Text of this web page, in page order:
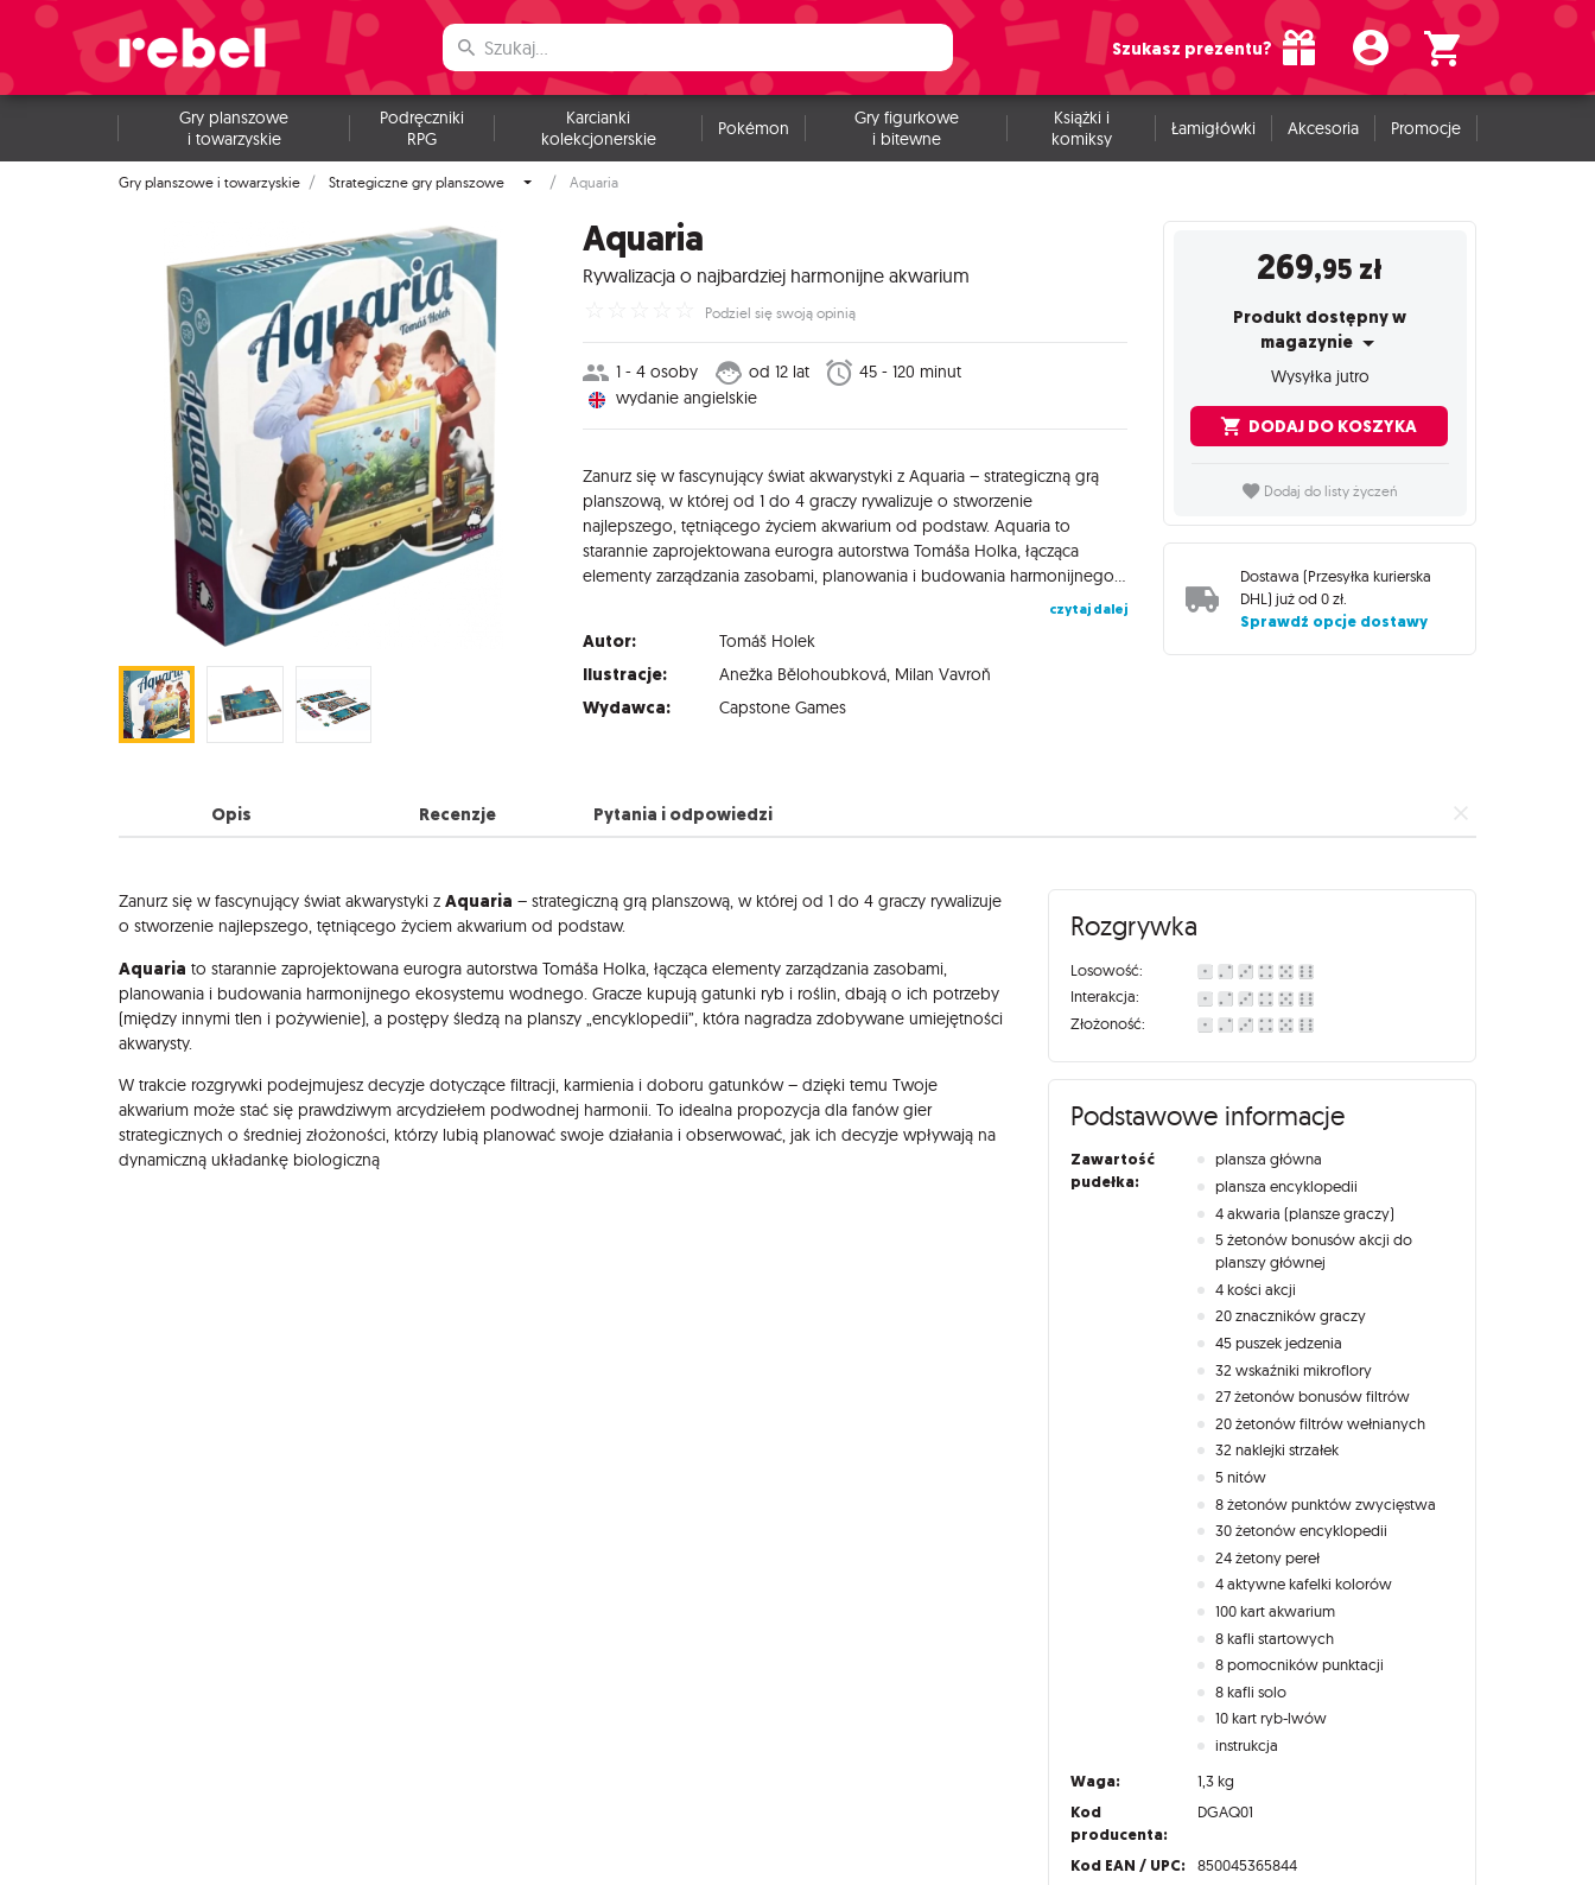
Szukasz prezentu?
Gry planszowe
i towarzyskie
Podręczniki
RPG
Karcianki
kolekcjonerskie
Pokémon
Gry figurkowe
i bitewne
Książki i
komiksy
Łamigłówki Akcesoria Promocje
Gry planszowe i towarzyskie Strategiczne gry planszowe Aquaria
Aquaria
Rywalizacja o najbardziej harmonijne akwarium
Podziel się swoją opinią
1 - 4 osoby od 12 lat
45 - 120 minut
wydanie angielskie
Zanurz się w fascynujący świat akwarystyki z Aquaria – strategiczną grą
planszową, w której od 1 do 4 graczy rywalizuje o stworzenie
najlepszego, tętniącego życiem akwarium od podstaw. Aquaria to
starannie zaprojektowana eurogra autorstwa Tomáša Holka, łącząca
czytaj dalej
Autor: Tomáš Holek
Ilustracje: Anežka Bělohoubková, Milan Vavroň
Wydawca: Capstone Games
269,95 zł
Produkt dostępny w
magazynie
Wysyłka jutro
DODAJ DO KOSZYKA
Dodaj do listy życzeń
Dostawa (Przesyłka kurierska
DHL) już od0 zł.
Sprawdź opcje dostawy
Opis Recenzje Pytania i odpowiedzi
Opis
Zanurz się w fascynujący świat akwarystyki z Aquaria – strategiczną grą planszową, w której od 1 do 4 graczy rywalizuje
o stworzenie najlepszego, tętniącego życiem akwarium od podstaw.
Aquaria to starannie zaprojektowana eurogra autorstwa Tomáša Holka, łącząca elementy zarządzania zasobami,
planowania i budowania harmonijnego ekosystemu wodnego. Gracze kupują gatunki ryb i roślin, dbają o ich potrzeby
(między innymi tlen i pożywienie), a postępy śledzą na planszy „encyklopedii”, która nagradza zdobywane umiejętności
akwarysty.
W trakcie rozgrywki podejmujesz decyzje dotyczące filtracji, karmienia i doboru gatunków – dzięki temu Twoje
akwarium może stać się prawdziwym arcydziełem podwodnej harmonii. To idealna propozycja dla fanów gier
strategicznych o średniej złożoności, którzy lubią planować swoje działania i obserwować, jak ich decyzje wpływają na
dynamiczną układankę biologiczną
Rozgrywka
Losowość:
Interakcja:
Złożoność:
Podstawowe informacje
Zawartość
pudełka:
plansza główna
plansza encyklopedii
4 akwaria (plansze graczy)
5 żetonów bonusów akcji do
planszy głównej
4 kości akcji
20 znaczników graczy
45 puszek jedzenia
32 wskaźniki mikroflory
27 żetonów bonusów filtrów
20 żetonów filtrów wełnianych
32 naklejki strzałek
5 nitów
8 żetonów punktów zwycięstwa
30 żetonów encyklopedii
24 żetony pereł
4 aktywne kafelki kolorów
100 kart akwarium
8 kafli startowych
8 pomocników punktacji
8 kafli solo
10 kart ryb-lwów
instrukcja
Waga: 1,3 kg
Kod
producenta:
DGAQ01
Kod EAN / UPC: 850045365844